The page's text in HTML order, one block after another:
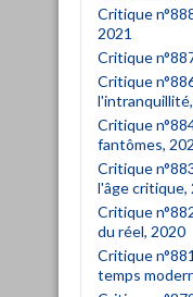
Critique
2021
Critique
Critique
Critique
fantômes,
Critique
l'âge critique,
Critique
du réel, 2020
Critique
temps